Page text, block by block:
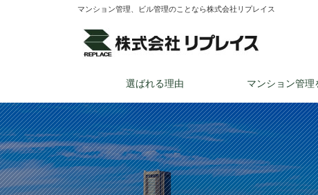
マンション管理、ビル管理のことなら株式会社リプレイス
選ばれる理由 マンション管理